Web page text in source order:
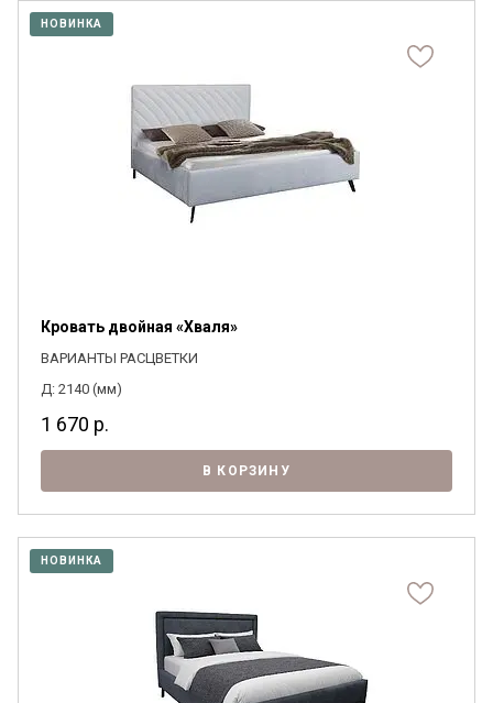
НОВИНКА
Кровать двойная «Хваля»
ВАРИАНТЫ РАСЦВЕТКИ
Д: 2140 (мм)
1 670 р.
В КОРЗИНУ
НОВИНКА